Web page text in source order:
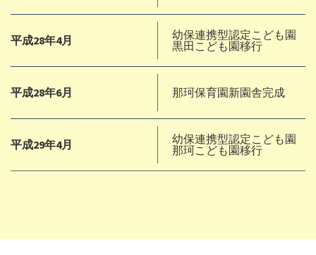
平成28年4月
幼保連携型認定こども園
黒田こども園移行
平成28年6月 那珂保育園新園舎完成
平成29年4月
幼保連携型認定こども園
那珂こども園移行